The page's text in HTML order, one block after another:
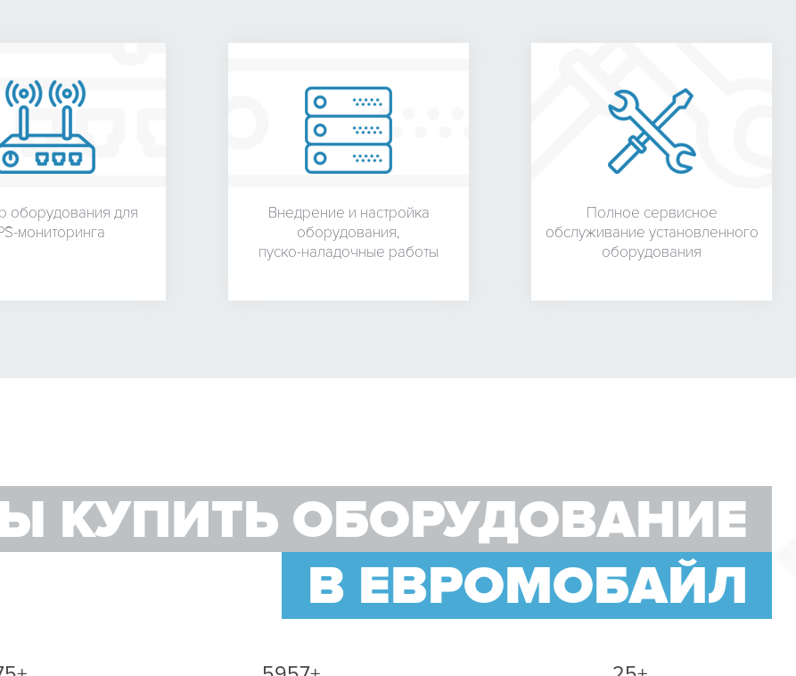
оборудования для
мониторинга
Внедрение и настройка
оборудования,
пуско-наладочные работы
Полное сервисное
обслуживание установленного
оборудования
КУПИТЬ ОБОРУДОВАНИЕ
В ЕВРОМОБАЙЛ